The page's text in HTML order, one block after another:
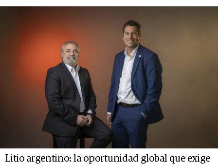
Litio argentino: la oportunidad global que exige